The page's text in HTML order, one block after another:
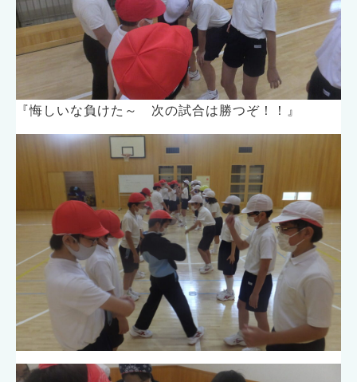
『悔しいな負けた～ 次の試合は勝つぞ！！』